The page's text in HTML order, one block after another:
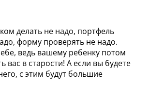
делать не надо, портфель
форму проверять не надо.
ведь вашему ребенку потом
вас в старости! А если вы будете
с этим будут большие